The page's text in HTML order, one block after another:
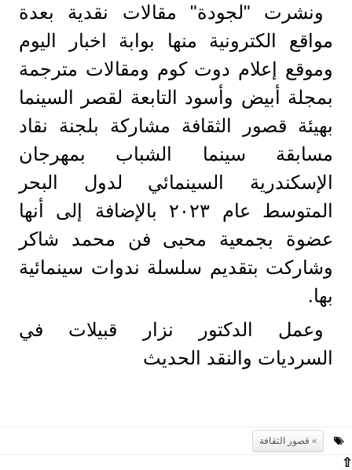
ونشرت "لجودة" مقالات نقدية بعدة
مواقع الكترونية منها بوابة اخبار اليوم
وموقع إعلام دوت كوم ومقالات مترجمة
بمجلة أبيض وأسود التابعة لقصر السينما
بهيئة قصور الثقافة مشاركة بلجنة نقاد
مسابقة سينما الشباب بمهرجان
الإسكندرية السينمائي لدول البحر
المتوسط عام ٢٠٢٣ بالإضافة إلى أنها
عضوة بجمعية محبى فن محمد شاكر
وشاركت بتقديم سلسلة ندوات سينمائية
بها.
وعمل الدكتور نزار قبيلات في
السرديات والنقد الحديث
قصور الثقافة
⇧